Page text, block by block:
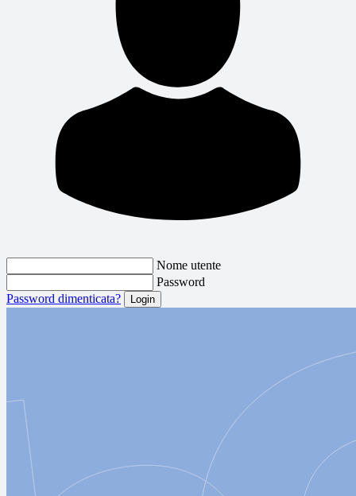
Nome utente
Password
Password dimenticata?